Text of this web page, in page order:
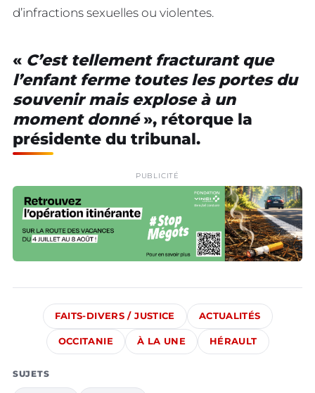
d’infractions sexuelles ou violentes.
« C’est tellement fracturant que
l’enfant ferme toutes les portes du
souvenir mais explose à un
moment donné», rétorque la
présidente du tribunal.
PUBLICITÉ
FAITS-DIVERS / JUSTICE ACTUALITÉS
OCCITANIE À LA UNE HÉRAULT
SUJETS